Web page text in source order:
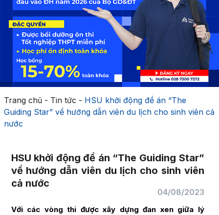
Trang chủ- Tin tức - HSU khởi động đề án “The
Guiding Star” về hướng dẫn viên du lịch cho sinh viên cả
nước
HSU khởi động đề án “The Guiding Star”
về hướng dẫn viên du lịch cho sinh viên
cả nước
04/08/2023
Với các vòng thi được xây dựng đan xen giữa lý